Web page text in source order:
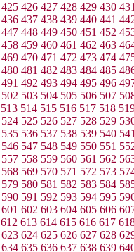
425 426 427 428 429 430
436 437 438 439 440 441
447 448 449 450 451 452
458 459 460 461 462 463
469 470 471 472 473 474
480 481 482 483 484 485
491 492 493 494 495 496
502 503 504 505 506 507
513 514 515 516 517 518
524 525 526 527 528 529
535 536 537 538 539 540
546 547 548 549 550 551
557 558 559 560 561 562
568 569 570 571 572 573
579 580 581 582 583 584
590 591 592 593 594 595
601 602 603 604 605 606
612 613 614 615 616 617
623 624 625 626 627 628
634 635 636 637 638 639